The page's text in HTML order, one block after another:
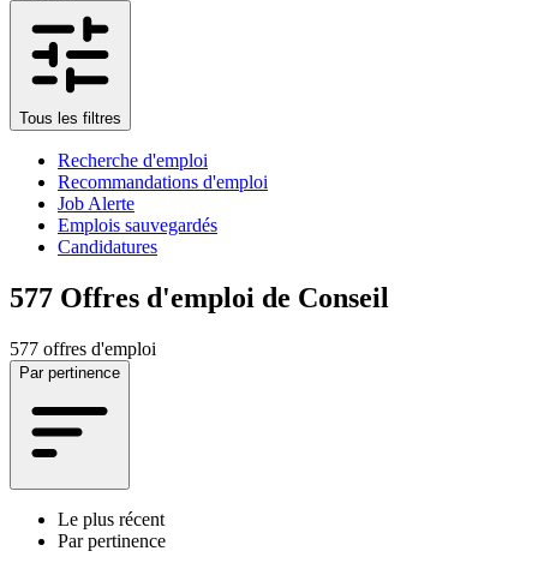
Tous les filtres
Recherche d'emploi
Recommandations d'emploi
Job Alerte
Emplois sauvegardés
Candidatures
577 Offres d'emploi de Conseil
577 offres d'emploi
Par pertinence
Le plus récent
Par pertinence